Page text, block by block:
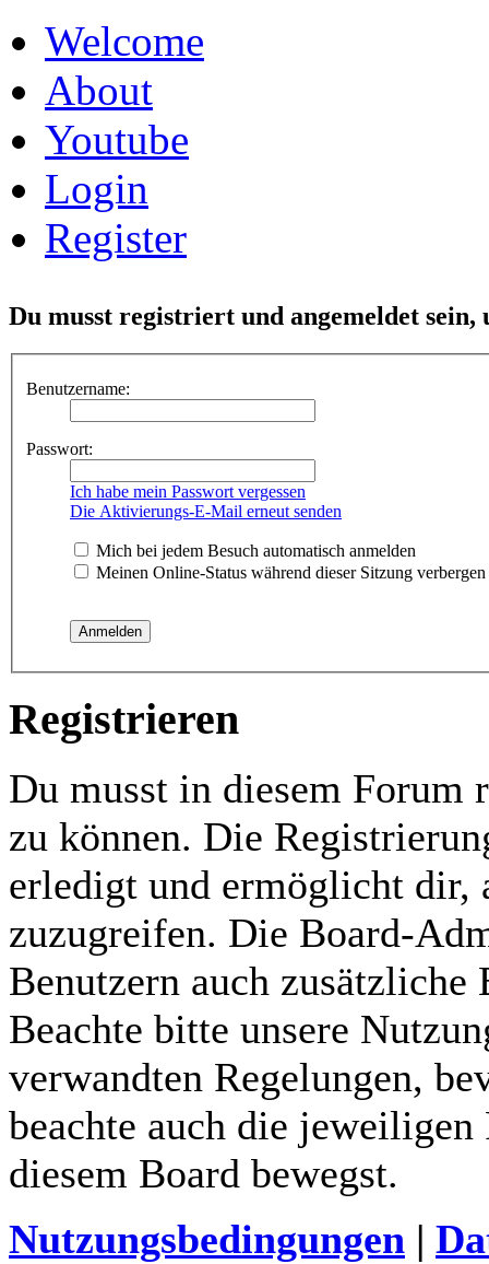
Welcome
About
Youtube
Login
Register
Du musst registriert und angemeldet
Benutzername:
Passwort:
Ich habe mein Passwort vergessen
Die Aktivierungs-E-Mail erneut senden
Mich bei jedem Besuch automatisch anmelden
Meinen Online-Status während dieser Sitzung verbergen
Registrieren
Du musst in diesem Forum
zu können. Die
erledigt und ermöglicht dir,
zuzugreifen. Die Board-
Benutzern auch zusätzliche
Beachte bitte unsere
verwandten Regelungen,
beachte auch die
diesem Board bewegst.
Nutzungsbedingungen |